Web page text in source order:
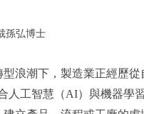
孫弘博士
浪潮下，製造業正經歷
人工智慧（AI）與機器學